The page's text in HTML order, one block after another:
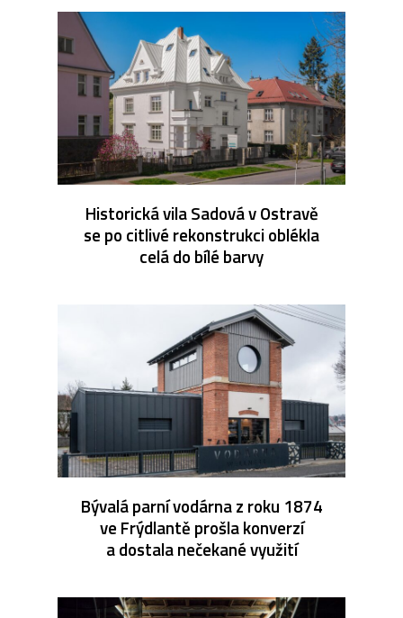
Historická vila Sadová v Ostravě
se po citlivé rekonstrukci oblékla
celá do bílé barvy
Bývalá parní vodárna z roku 1874
ve Frýdlantě prošla konverzí
a dostala nečekané využití